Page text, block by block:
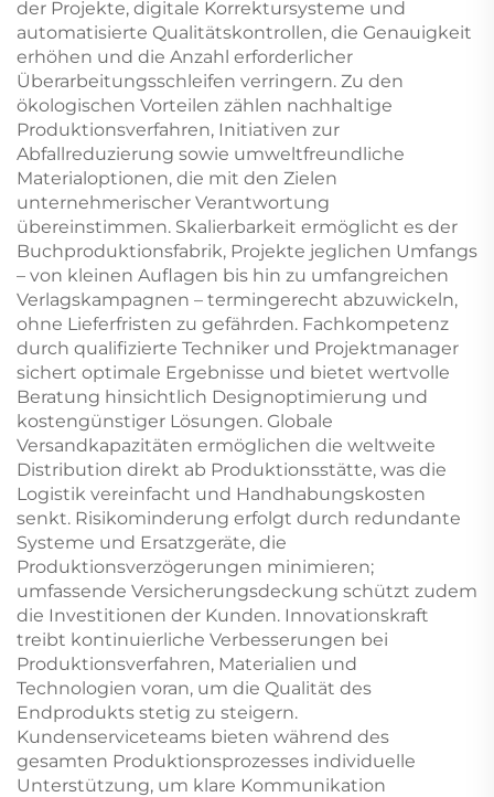
der Projekte, digitale Korrektursysteme und
automatisierte Qualitätskontrollen, die Genauigkeit
erhöhen und die Anzahl erforderlicher
Überarbeitungsschleifen verringern. Zu den
ökologischen Vorteilen zählen nachhaltige
Produktionsverfahren, Initiativen zur
Abfallreduzierung sowie umweltfreundliche
Materialoptionen, die mit den Zielen
unternehmerischer Verantwortung
übereinstimmen. Skalierbarkeit ermöglicht es der
Buchproduktionsfabrik, Projekte jeglichen Umfangs
– von kleinen Auflagen bis hin zu umfangreichen
Verlagskampagnen – termingerecht abzuwickeln,
ohne Lieferfristen zu gefährden. Fachkompetenz
durch qualifizierte Techniker und Projektmanager
sichert optimale Ergebnisse und bietet wertvolle
Beratung hinsichtlich Designoptimierung und
kostengünstiger Lösungen. Globale
Versandkapazitäten ermöglichen die weltweite
Distribution direkt ab Produktionsstätte, was die
Logistik vereinfacht und Handhabungskosten
senkt. Risikominderung erfolgt durch redundante
Systeme und Ersatzgeräte, die
Produktionsverzögerungen minimieren;
umfassende Versicherungsdeckung schützt zudem
die Investitionen der Kunden. Innovationskraft
treibt kontinuierliche Verbesserungen bei
Produktionsverfahren, Materialien und
Technologien voran, um die Qualität des
Endprodukts stetig zu steigern.
Kundenserviceteams bieten während des
gesamten Produktionsprozesses individuelle
Unterstützung, um klare Kommunikation